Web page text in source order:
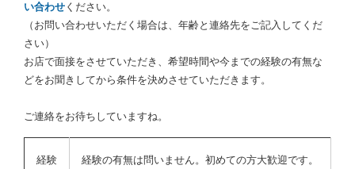
い合わせ ください。
（お問い合わせいただく場合は、年齢と連絡先をご記入してくだ
さい）
お店で面接をさせていただき、希望時間や今までの経験の有無な
どをお聞きしてから条件を決めさせていただきます。
ご連絡をお待ちしていますね。
経験
経験の有無は問いません。初めての方大歓迎です。